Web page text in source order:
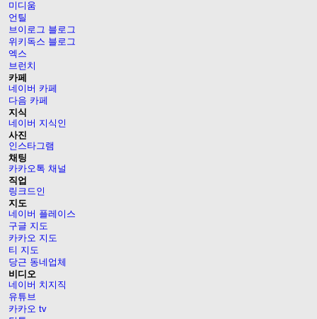
미디움
언틸
브이로그 블로그
위키독스 블로그
엑스
브런치
카페
네이버 카페
다음 카페
지식
네이버 지식인
사진
인스타그램
채팅
카카오톡 채널
직업
링크드인
지도
네이버 플레이스
구글 지도
카카오 지도
티 지도
당근 동네업체
비디오
네이버 치지직
유튜브
카카오 tv